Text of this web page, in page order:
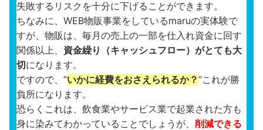
失敗するリスクを十分に下げることができます。
ちなみに、WEB物販事業をしているmaruの実体験で
すが、物販は、毎月の売上の一部を仕入れ資金に回す
関係以上、 資金繰り（キャッシュフロー） がとても大
切になります。
ですので、”いかに経費をおさえられるか？”これが勝
負所になります。
恐らくこれは、飲食業やサービス業で起業された方も
身に染みてわかっていることでしょうが、 削減できる